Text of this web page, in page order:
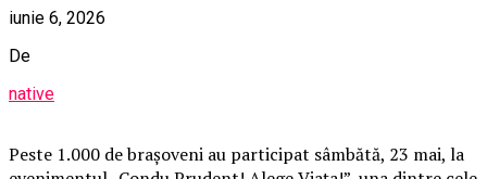
iunie 6, 2026
De
native
Peste 1.000 de brașoveni au participat sâmbătă, 23 mai, la